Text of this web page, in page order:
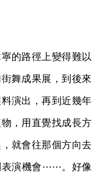
的路徑上變得難以
舞成果展，到後來
演出，再到近幾年
，用直覺找成長方
就會往那個方向去
表演機會⋯⋯。好像